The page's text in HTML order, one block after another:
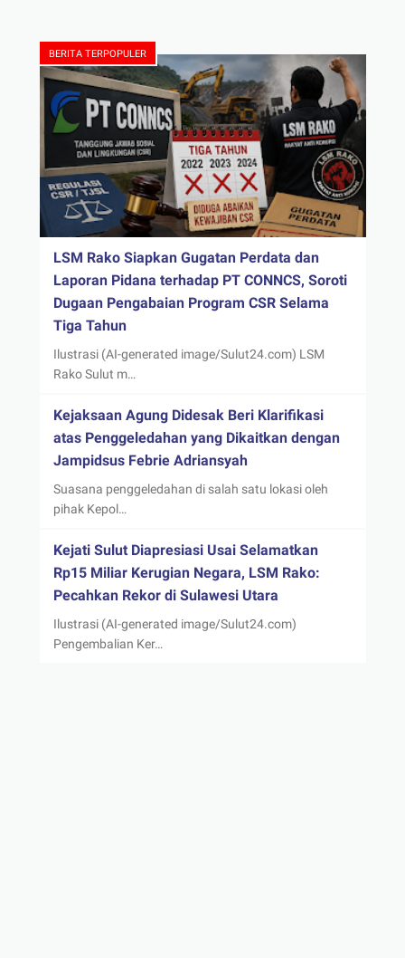
BERITA TERPOPULER
LSM Rako Siapkan Gugatan Perdata dan
Laporan Pidana terhadap PT CONNCS, Soroti
Dugaan Pengabaian Program CSR Selama
Tiga Tahun
Ilustrasi (AI-generated image/Sulut24.com) LSM
Rako Sulut m…
Kejaksaan Agung Didesak Beri Klarifikasi
atas Penggeledahan yang Dikaitkan dengan
Jampidsus Febrie Adriansyah
Suasana penggeledahan di salah satu lokasi oleh
pihak Kepol…
Kejati Sulut Diapresiasi Usai Selamatkan
Rp15 Miliar Kerugian Negara, LSM Rako:
Pecahkan Rekor di Sulawesi Utara
Ilustrasi (AI-generated image/Sulut24.com)
Pengembalian Ker…